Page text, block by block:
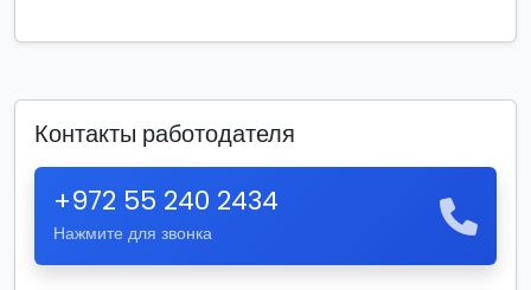
Контакты работодателя
+972 55 240 2434
Нажмите для звонка